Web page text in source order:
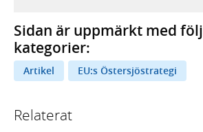
Sidan är uppmärkt med
kategorier:
Artikel EU:s Östersjöstrategi
Relaterat